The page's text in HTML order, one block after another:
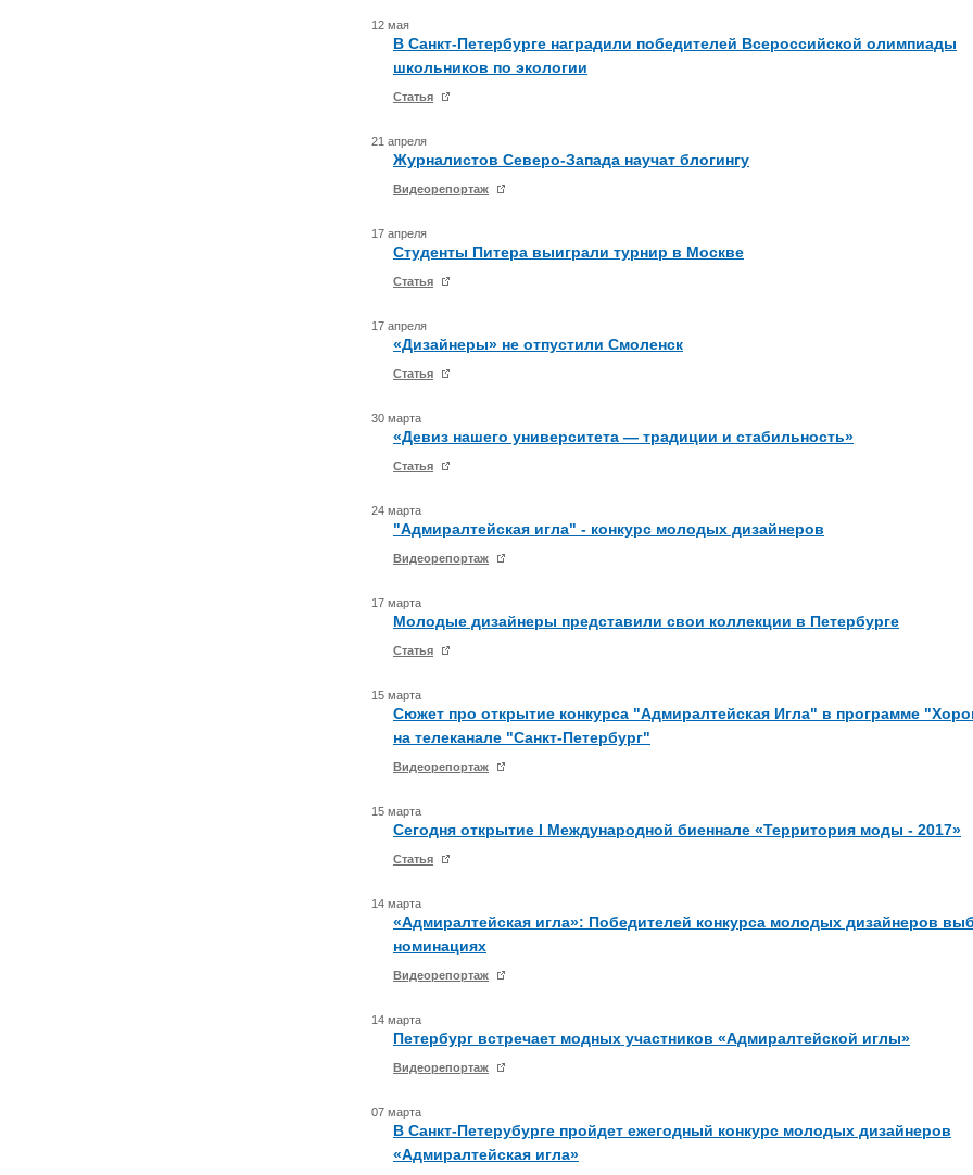
12 мая
В Санкт-Петербурге наградили победителей Всероссийской олимпиады
школьников по экологии
Статья
21 апреля
Журналистов Северо-Запада научат блогингу
Видеорепортаж
17 апреля
Студенты Питера выиграли турнир в Москве
Статья
17 апреля
«Дизайнеры» не отпустили Смоленск
Статья
30 марта
«Девиз нашего университета — традиции и стабильность»
Статья
24 марта
"Адмиралтейская игла" - конкурс молодых дизайнеров
Видеорепортаж
17 марта
Молодые дизайнеры представили свои коллекции в Петербурге
Статья
15 марта
Сюжет про открытие конкурса "Адмиралтейская Игла" в программе
на телеканале "Санкт-Петербург"
Видеорепортаж
15 марта
Сегодня открытие I Международной биеннале «Территория моды - 2017»
Статья
14 марта
«Адмиралтейская игла»: Победителей конкурса молодых дизайнеров
номинациях
Видеорепортаж
14 марта
Петербург встречает модных участников «Адмиралтейской иглы»
Видеорепортаж
07 марта
В Санкт-Петерубурге пройдет ежегодный конкурс молодых дизайнеров
«Адмиралтейская игла»